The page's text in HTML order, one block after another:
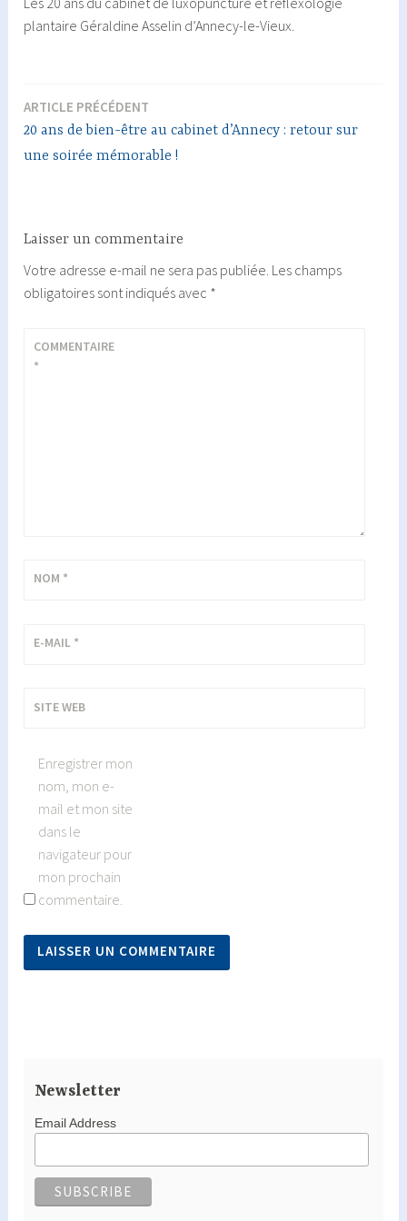
plantaire Géraldine Asselin d’Annecy-le-Vieux.
Navigation
ARTICLE PRÉCÉDENT
20 ans de bien-être au cabinet d’Annecy : retour sur
une soirée mémorable !
Laisser un commentaire
Votre adresse e-mail ne sera pas publiée. Les champs
obligatoires sont indiqués avec *
COMMENTAIRE
*
NOM *
E-MAIL *
SITE WEB
Enregistrer mon
nom, mon e-
mail et mon site
dans le
navigateur pour
mon prochain
commentaire.
Newsletter
Email Address